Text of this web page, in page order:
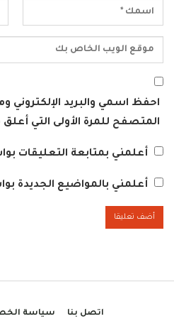
احفظ اسمي والبريد الإلكتروني
المتصفح للمرة الأولى التي أعلق
أعلمني بمتابعة التعليقات
أعلمني بالمواضيع الجديدة
اتصل بنا سياسة